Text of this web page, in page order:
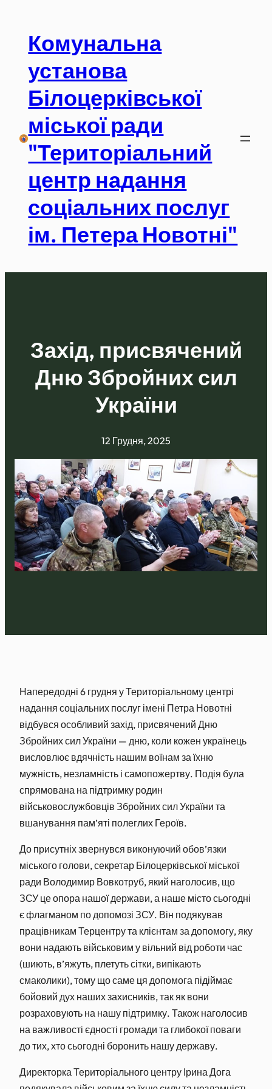
вмістуКомунальна
установа
Білоцерківської
міської ради
"Територіальний
центр надання
соціальних послуг
ім. Петера Новотні"
Захід, присвячений
Дню Збройних сил
України
12 Грудня, 2025
Напередодні 6 грудня у Територіальному центрі
надання соціальних послуг імені Петра Новотні
відбувся особливий захід, присвячений Дню
Збройних сил України — дню, коли кожен українець
висловлює вдячність нашим воїнам за їхню
мужність, незламність і самопожертву. Подія була
спрямована на підтримку родин
військовослужбовців Збройних сил України та
вшанування пам’яті полеглих Героїв.
До присутніх звернувся виконуючий обов’язки
міського голови, секретар Білоцерківської міської
ради Володимир Вовкотруб, який наголосив, що
ЗСУ це опора нашої держави, а наше місто сьогодні
є флагманом по допомозі ЗСУ. Він подякував
працівникам Терцентру та клієнтам за допомогу, яку
вони надають військовим у вільний від роботи час
(шиють, в’яжуть, плетуть сітки, випікають
смаколики), тому що саме ця допомога підіймає
бойовий дух наших захисників, так як вони
розраховують на нашу підтримку. Також наголосив
на важливості єдності громади та глибокої поваги
до тих, хто сьогодні боронить нашу державу.
Директорка Територіального центру Ірина Дога